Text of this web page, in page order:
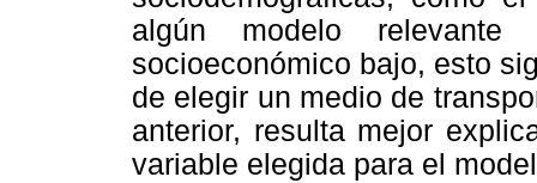
algún modelo relevante
socioeconómico bajo, esto
de elegir un medio de
anterior, resulta mejor
variable elegida para el